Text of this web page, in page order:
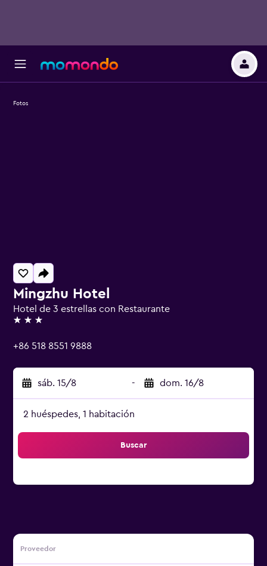
Mingzhu Hotel
Hotel de 3 estrellas con Restaurante
3 estrellas
+86 518 8551 9888
sáb. 15/8 - dom. 16/8
2 huéspedes, 1 habitación
Buscar
Proveedor
Fotos